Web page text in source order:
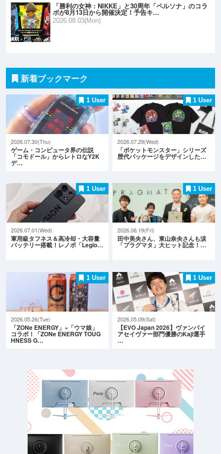
「勝利の女神：NIKKE」と30周年「ペルソナ」のコラ
ボが8月13日から開催決定！予告キ…
2026.08.03(Mon)
新着ブックマーク
1 User
2026.07.30(Thu)
ゲーム・コンピュータ界の伝説
「コモドール」からレトロなY2K
デ…
1 User
2026.07.29(Wed)
「ポケットモンスター」シリーズ
歴代パッケージをデザインした…
1 User
2026.07.01(Wed)
軍用級タフネス＆高冷却・大容量
バッテリー搭載！レノボ「Legio…
1 User
2026.06.19(Fri)
田中美央さん、東山奈央さんも涙
「プラグマタ」大ヒット記念！…
1 User
2026.05.26(Tue)
「ZONe ENERGY」×「ウマ娘」
コラボ！「ZONe ENERGY TOUG
HNESS G…
1 User
2026.05.09(Sat)
【EVO Japan 2026】ヴァンパイ
アセイヴァー部門優勝のKaji選手
…